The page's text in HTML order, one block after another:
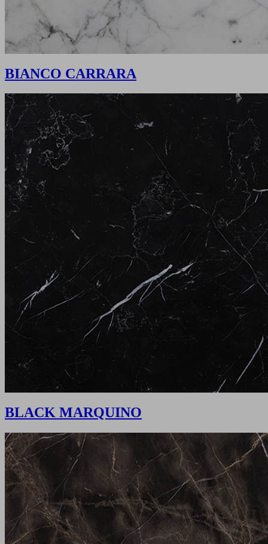
BIANCO CARRARA
BLACK MARQUINO